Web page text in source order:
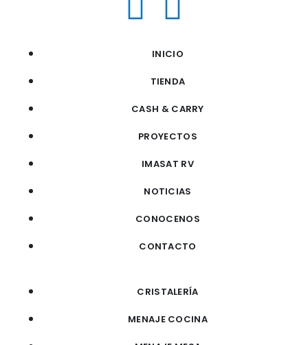
INICIO
TIENDA
CASH & CARRY
PROYECTOS
IMASAT RV
NOTICIAS
CONOCENOS
CONTACTO
CRISTALERÍA
MENAJE COCINA